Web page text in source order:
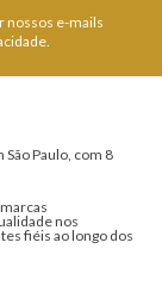
nossos e-mails
Paulo, com 8
nos
fiéis ao longo dos